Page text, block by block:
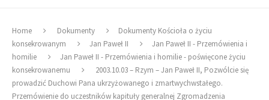
Home Dokumenty
Dokumenty Kościoła o życiu
konsekrowanym
Jan Paweł II
Jan Paweł II - Przemówienia i
homilie
Jan Paweł II - Przemówienia i homilie - poświęcone życiu
konsekrowanemu
2003.10.03 – Rzym – Jan Paweł II, Pozwólcie się
prowadzić Duchowi Pana ukrzyżowanego i zmartwychwstałego.
Przemówienie do uczestników kapituły generalnej Zgromadzenia